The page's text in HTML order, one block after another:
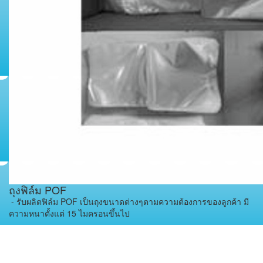
ถุงฟิล์ม POF
- รับผลิตฟิล์ม POF เป็นถุงขนาดต่างๆตามความต้องการของลูกค้า มี
ความหนาตั้งแต่ 15 ไมครอนขึ้นไป